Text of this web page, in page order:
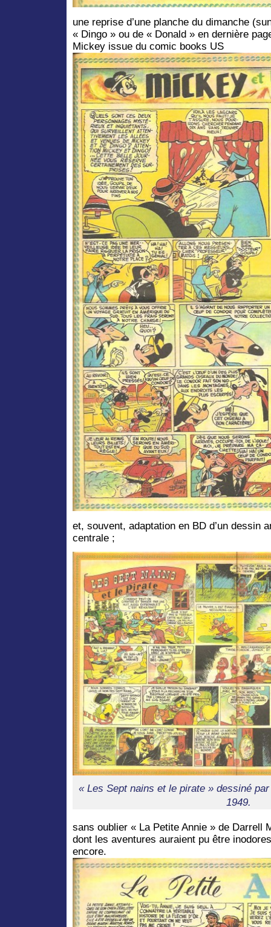
une reprise d’une planche du dimanche
« Dingo » ou de « Donald » en dernière
Mickey issue du comic books US
et, souvent, adaptation en BD d’un dessin
centrale ;
« Les Sept nains et le pirate » dessiné
1949.
sans oublier « La Petite Annie » de Darrell
dont les aventures auraient pu être
encore.